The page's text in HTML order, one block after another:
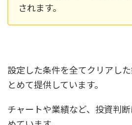
されます。
設定した条件を全てクリアし
とめて提供しています。
チャートや業績など、投資判